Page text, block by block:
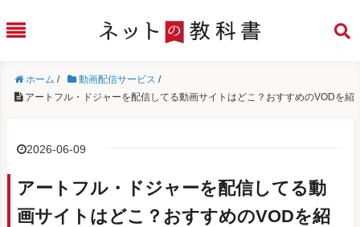
ホーム / 動画配信サービス /
アートフル・ドジャーを配信してる動画サイトはどこ？おすすめのVODを紹
2026-06-09
アートフル・ドジャーを配信してる動
画サイトはどこ？おすすめのVODを紹